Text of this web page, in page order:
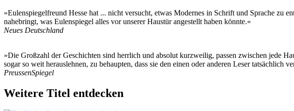
»Eulenspiegelfreund Hesse hat ... nicht versucht, etwas Modernes in Schrift und Sprache zu
nahebringt, was Eulenspiegel alles vor unserer Haustür angestellt haben könnte.«
Neues Deutschland
»Die Großzahl der Geschichten sind herrlich und absolut kurzweilig, passen zwischen jede
sogar so weit herauslehnen, zu behaupten, dass sie den einen oder anderen Leser
PreussenSpiegel
Weitere Titel entdecken